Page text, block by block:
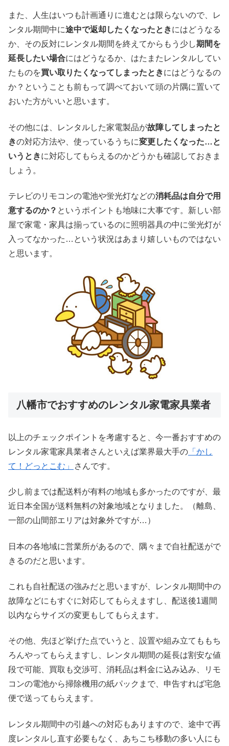
また、人生はいつも計画通りに進むとは限らないので、レ
ンタル期間中に途中で返却したくなったときにはどうなる
か、その反対にレンタル期間を終えてからもう少し期間を
延長したい場合にはどうなるか、はたまたレンタルしてい
たものを買い取りたくなってしまったときにはどうなるの
か？ということも前もって調べておいて頭の片隅に置いて
おいた方がいいと思います。
その他には、レンタルした家電製品が故障してしまったと
きの対応方法や、使っているうちに変更したくなった…と
いうときに対応してもらえるのかどうかも確認しておきま
しょう。
テレビのリモコンの電池や蛍光灯などの消耗品は自分で用
意するのか？ というポイントも地味に大事です。新しい部
屋で家電・家具は揃っているのに照明器具の中に蛍光灯が
入ってなかった…という状況はあまり嬉しいものではない
と思います。
八幡市でおすすめのレンタル家電家具業者
以上のチェックポイントを考慮すると、今一番おすすめの
レンタル家電家具業者さんといえば業界最大手の 「かし
て！どっとこむ」
さんです。
少し前までは配送料が有料の地域も多かったのですが、最
近日本全国が送料無料の対象地域となりました。（離島、
一部の山間部エリアは対象外ですが…）
日本の各地域に営業所があるので、隅々まで自社配送がで
きるのだと思います。
これも自社配送の強みだと思いますが、レンタル期間中の
故障などにもすぐに対応してもらえますし、配送後1週間
以内ならサイズの変更もしてもらえます。
その他、先ほど挙げた点でいうと、設置や組み立てももち
ろんやってもらえますし、レンタル期間の延長は割安な値
段で可能、買取も交渉可、消耗品は料金に込み込み、リモ
コンの電池から掃除機用の紙パックまで、申告すれば宅急
便で送ってもらえます。
レンタル期間中の引越への対応もありますので、途中で再
度レンタルし直す必要もなく、あちこち移動の多い人にも